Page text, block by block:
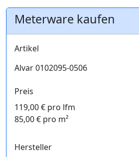
Meterware kaufen
Artikel
Alvar 0102095-0506
Preis
119,00 € pro lfm
85,00 € pro m²
Hersteller